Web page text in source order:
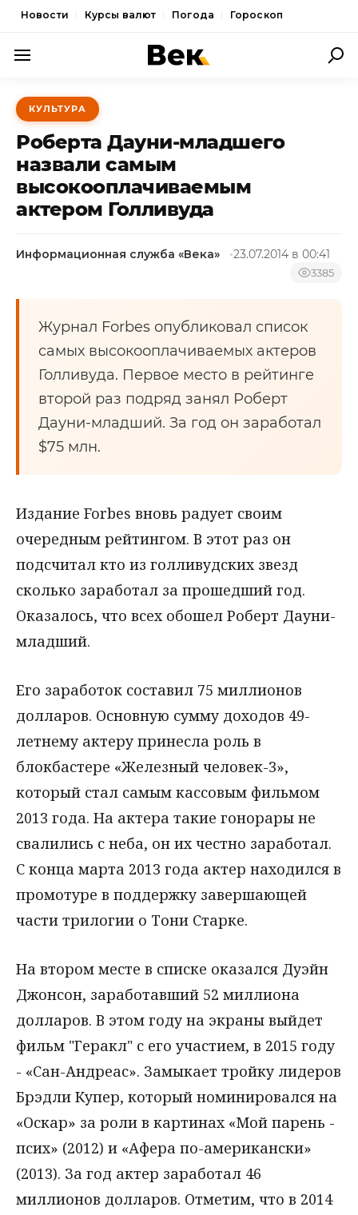
Новости Курсы валют Погода Гороскоп
ПОЛИТИКА
ЭКОНОМИКА
ОБЩЕСТВО
СПОРТ
КУЛЬТУРА
НОВОСТИ
КУЛЬТУРА
Роберта Дауни-младшего
назвали самым
высокооплачиваемым
актером Голливуда
Информационная служба «Века» 23.07.2014 в 00:41
3385
Журнал Forbes опубликовал список
самых высокооплачиваемых актеров
Голливуда. Первое место в рейтинге
второй раз подряд занял Роберт
Дауни-младший. За год он заработал
$75 млн.
Издание Forbes вновь радует своим
очередным рейтингом. В этот раз он
подсчитал кто из голливудских звезд
сколько заработал за прошедший год.
Оказалось, что всех обошел Роберт Дауни-
младший.
Его заработок составил 75 миллионов
долларов. Основную сумму доходов 49-
летнему актеру принесла роль в
блокбастере «Железный человек-3»,
который стал самым кассовым фильмом
2013 года. На актера такие гонорары не
свалились с неба, он их честно заработал.
С конца марта 2013 года актер находился в
промотуре в поддержку завершающей
части трилогии о Тони Старке.
На втором месте в списке оказался Дуэйн
Джонсон, заработавший 52 миллиона
долларов. В этом году на экраны выйдет
фильм "Геракл" с его участием, в 2015 году
- «Сан-Андреас». Замыкает тройку лидеров
Брэдли Купер, который номинировался на
«Оскар» за роли в картинах «Мой парень -
псих» (2012) и «Афера по-американски»
(2013). За год актер заработал 46
миллионов долларов. Отметим, что в 2014